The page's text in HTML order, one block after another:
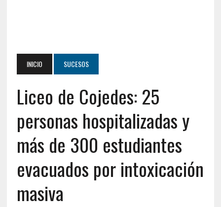
INICIO SUCESOS
Liceo de Cojedes: 25
personas hospitalizadas y
más de 300 estudiantes
evacuados por intoxicación
masiva